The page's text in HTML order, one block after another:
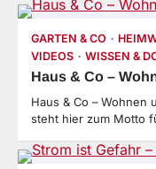
GARTEN & CO
VIDEOS
WISSEN &
Haus & Co –
Haus & Co – Wohnen
steht hier zum Motto